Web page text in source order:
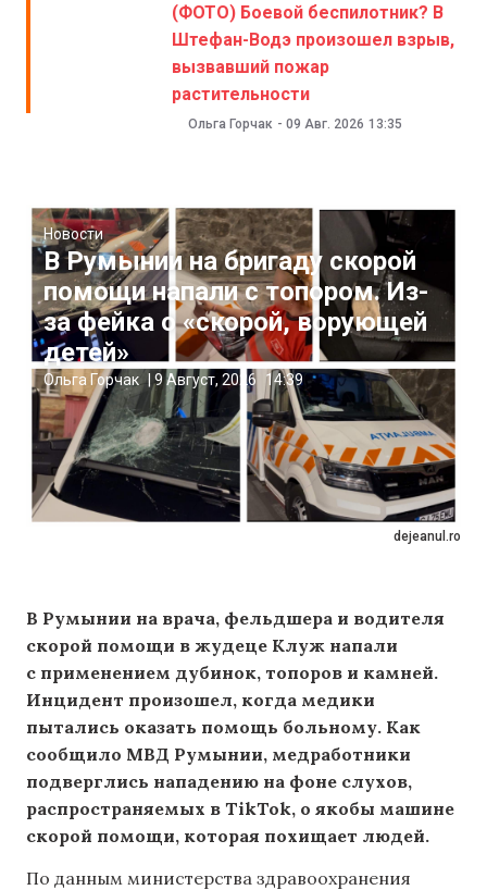
(ФОТО) Боевой беспилотник? В
Штефан-Водэ произошел взрыв,
вызвавший пожар
растительности
Ольга Горчак - 09 Авг. 2026 13:35
dejeanul.ro
Новости
В Румынии на бригаду скорой
помощи напали с топором. Из-
за фейка о «скорой, ворующей
детей»
Ольга Горчак | 9 Август, 2026 14:39
В Румынии на врача, фельдшера и водителя
скорой помощи в жудеце Клуж напали
с применением дубинок, топоров и камней.
Инцидент произошел, когда медики
пытались оказать помощь больному. Как
сообщило МВД Румынии, медработники
подверглись нападению на фоне слухов,
распространяемых в TikTok, о якобы машине
скорой помощи, которая похищает людей.
По данным министерства здравоохранения